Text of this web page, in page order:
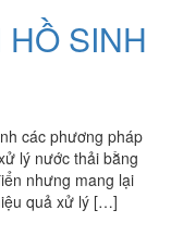
SINH
các phương pháp
lý nước thải bằng
nhưng mang lại
quả xử lý […]